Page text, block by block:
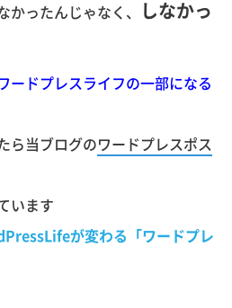
ったんじゃなく、
しなかっ
ードプレスライフの一部になる
ら当ブログのワードプレスポス
います
が変わる「ワードプレ